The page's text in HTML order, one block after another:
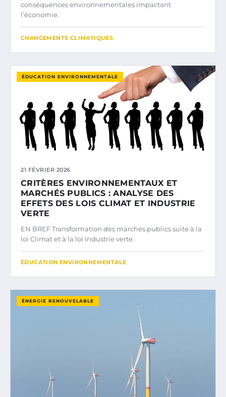
conséquences environnementales impactant
l’économie.
CHANGEMENTS CLIMATIQUES
ÉDUCATION ENVIRONNEMENTALE
21 FÉVRIER 2026
CRITÈRES ENVIRONNEMENTAUX ET
MARCHÉS PUBLICS : ANALYSE DES
EFFETS DES LOIS CLIMAT ET INDUSTRIE
VERTE
EN BREF Transformation des marchés publics suite à la
loi Climat et à la loi Industrie verte.
ÉDUCATION ENVIRONNEMENTALE
ÉNERGIE RENOUVELABLE